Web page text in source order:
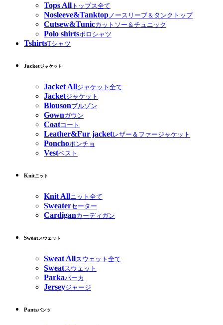
Tops All トップス全て
Nosleeve&Tanktop ノースリーブ＆タンクトップ
Cutsew&Tunicカットソー＆チュニック
Polo shirtsポロシャツ
TshirtsTシャツ
Jacketジャケット
Jacket Allジャケット全て
Jacketジャケット
Blousonブルゾン
Gownガウン
Coatコート
Leather&Fur jacketレザー＆ファージャケット
Ponchoポンチョ
Vestベスト
Knitニット
Knit Allニット全て
Sweaterセーター
Cardiganカーディガン
Sweatスウェット
Sweat Allスウェット全て
Sweatスウェット
Parkaパーカ
Jerseyジャージ
Pantsパンツ